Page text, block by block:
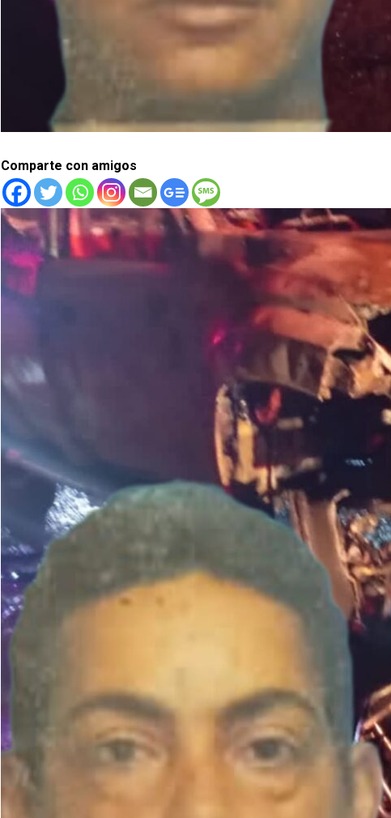
Comparte con amigos